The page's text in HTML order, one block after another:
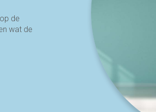
de
wat de